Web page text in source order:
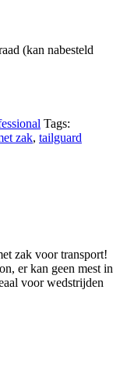
(kan nabesteld
Tags:
zak, tailguard
zak voor transport!
er kan geen mest in
voor wedstrijden